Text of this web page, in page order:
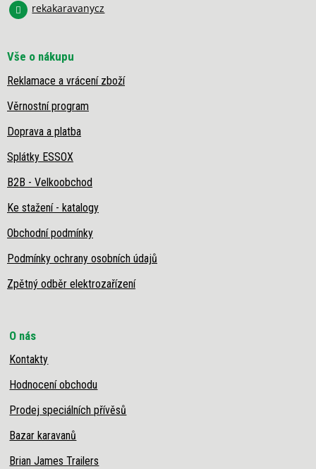
rekakaravanycz
Vše o nákupu
Reklamace a vrácení zboží
Věrnostní program
Doprava a platba
Splátky ESSOX
B2B - Velkoobchod
Ke stažení - katalogy
Obchodní podmínky
Podmínky ochrany osobních údajů
Zpětný odběr elektrozařízení
O nás
Kontakty
Hodnocení obchodu
Prodej speciálních přívěsů
Bazar karavanů
Brian James Trailers